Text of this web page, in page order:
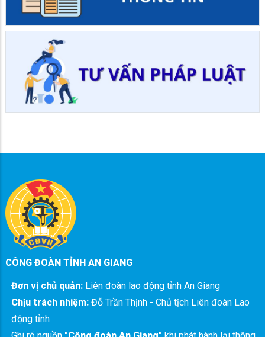
CÔNG ĐOÀN TỈNH AN GIANG
Đơn vị chủ quản: Liên đoàn lao động tỉnh An Giang
Chịu trách nhiệm: Đỗ Trần Thịnh - Chủ tịch Liên đoàn Lao
động tỉnh